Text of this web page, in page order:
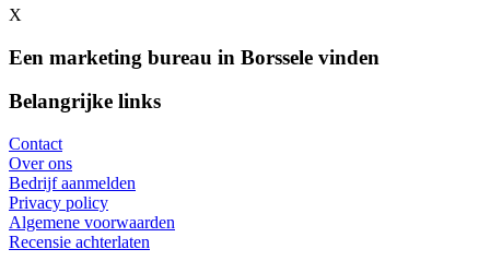
X
Een marketing bureau in Borssele vinden
Belangrijke links
Contact
Over ons
Bedrijf aanmelden
Privacy policy
Algemene voorwaarden
Recensie achterlaten